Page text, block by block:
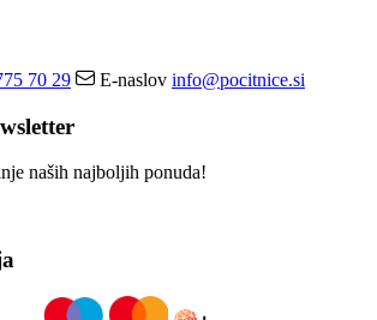
70 29 E-naslov info@pocitnice.si
naših najboljih ponuda!